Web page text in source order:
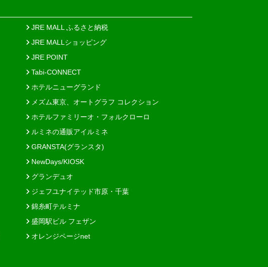
JRE MALL ふるさと納税
JRE MALLショッピング
JRE POINT
Tabi-CONNECT
ホテルニューグランド
メズム東京、オートグラフ コレクション
ホテルファミリーオ・フォルクローロ
ルミネの通販アイルミネ
GRANSTA(グランスタ)
NewDays/KIOSK
グランデュオ
ジェフユナイテッド市原・千葉
錦糸町テルミナ
盛岡駅ビル フェザン
オレンジページnet